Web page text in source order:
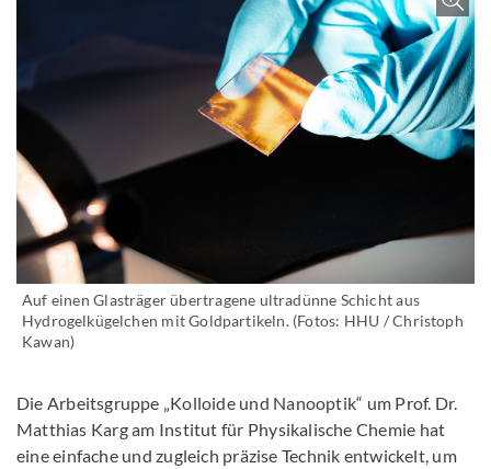
Auf einen Glasträger übertragene ultradünne Schicht aus
Hydrogelkügelchen mit Goldpartikeln. (Fotos: HHU / Christoph
Kawan)
Die Arbeitsgruppe „Kolloide und Nanooptik“ um Prof. Dr.
Matthias Karg am Institut für Physikalische Chemie hat
eine einfache und zugleich präzise Technik entwickelt, um